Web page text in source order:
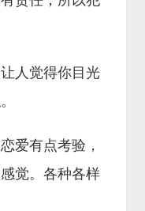
人觉得你目光
爱有点考验，
觉。各种各样